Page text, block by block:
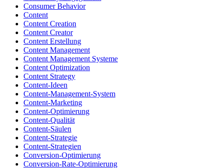
Consumer Behavior
Content
Content Creation
Content Creator
Content Erstellung
Content Management
Content Management Systeme
Content Optimization
Content Strategy
Content-Ideen
Content-Management-System
Content-Marketing
Content-Optimierung
Content-Qualität
Content-Säulen
Content-Strategie
Content-Strategien
Conversion-Optimierung
Conversion-Rate-Optimierung